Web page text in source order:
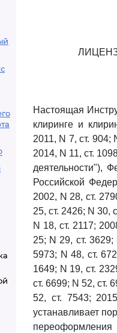
Настоящая
клиринге и
2011, N 7, ст. 904;
2014, N 11, ст.
деятельности"),
Российской
2002, N 28, ст.
25, ст. 2426; N 30,
N 18, ст. 2117;
25; N 29, ст.
5973; N 48, ст.
1649; N 19, ст.
ст. 6699; N 52, ст.
52, ст. 7543;
устанавливает